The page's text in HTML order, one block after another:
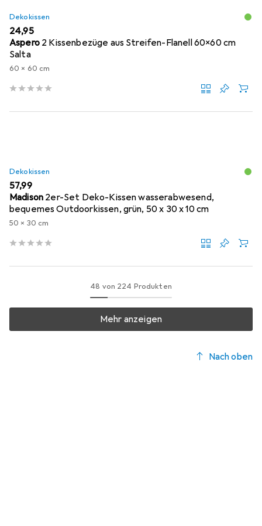
Dekokissen
EUR
24,95
Aspero 2 Kissenbezüge aus Streifen-Flanell 60x60 cm
Salta
60 x 60 cm
Dekokissen
EUR
57,99
Madison 2er-Set Deko-Kissen wasserabwesend,
bequemes Outdoorkissen, grün, 50 x 30 x 10 cm
50 x 30 cm
48 von 224 Produkten
Mehr anzeigen
Nach oben